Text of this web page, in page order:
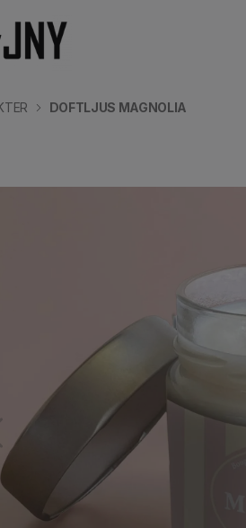
DOFTLJUS MAGNOLIA